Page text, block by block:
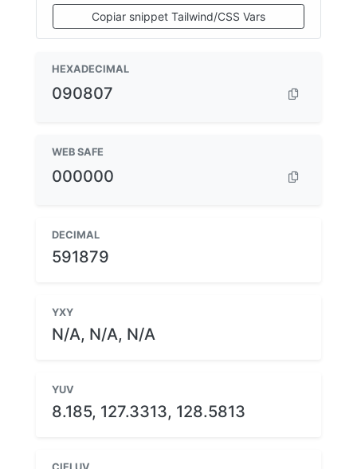
Copiar snippet Tailwind/CSS Vars
HEXADECIMAL
090807
WEB SAFE
000000
DECIMAL
591879
YXY
N/A, N/A, N/A
YUV
8.185, 127.3313, 128.5813
CIELUV